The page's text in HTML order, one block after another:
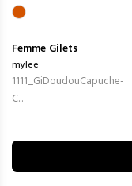
Femme Gilets
mylee
1111_GiDoudouCapuche-
C...